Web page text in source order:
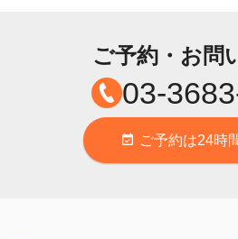
ご予約・お問
03-
event_available ご予約は24時